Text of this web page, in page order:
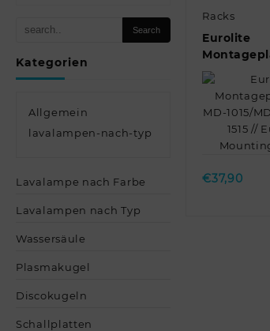
Kategorien
Allgemein
lavalampen-nach-typ
Lavalampe nach Farbe
Lavalampen nach Typ
Wassersäule
Plasmakugel
Discokugeln
Schallplatten
Racks
Eurolite
MD-1015/
1030/MD-
Eurolite
Plate…
€37,90